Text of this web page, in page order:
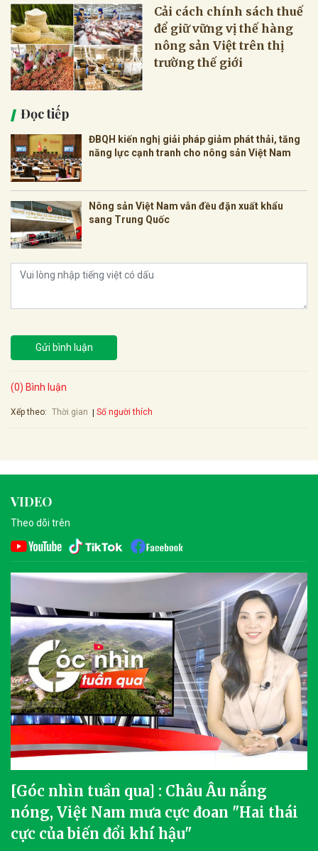
Cải cách chính sách thuế
để giữ vững vị thế hàng
nông sản Việt trên thị
trường thế giới
Đọc tiếp
ĐBQH kiến nghị giải pháp giảm phát thải, tăng
năng lực cạnh tranh cho nông sản Việt Nam
Nông sản Việt Nam vẫn đều đặn xuất khẩu
sang Trung Quốc
Gửi bình luận
(0) Bình luận
Xếp theo: Thời gian Số người thích
VIDEO
Theo dõi trên
[Góc nhìn tuần qua] : Châu Âu nắng
nóng, Việt Nam mưa cực đoan "Hai thái
cực của biến đổi khí hậu"